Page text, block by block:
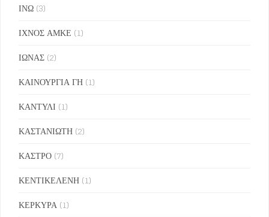
ΙΝΩ (3)
ΙΧΝΟΣ ΑΜΚΕ (1)
ΙΩΝΑΣ (2)
ΚΑΙΝΟΥΡΓΙΑ ΓΗ (1)
ΚΑΝΤΥΛΙ (1)
ΚΑΣΤΑΝΙΩΤΗ (2)
ΚΑΣΤΡΟ (7)
ΚΕΝΤΙΚΕΛΕΝΗ (1)
ΚΕΡΚΥΡΑ (1)